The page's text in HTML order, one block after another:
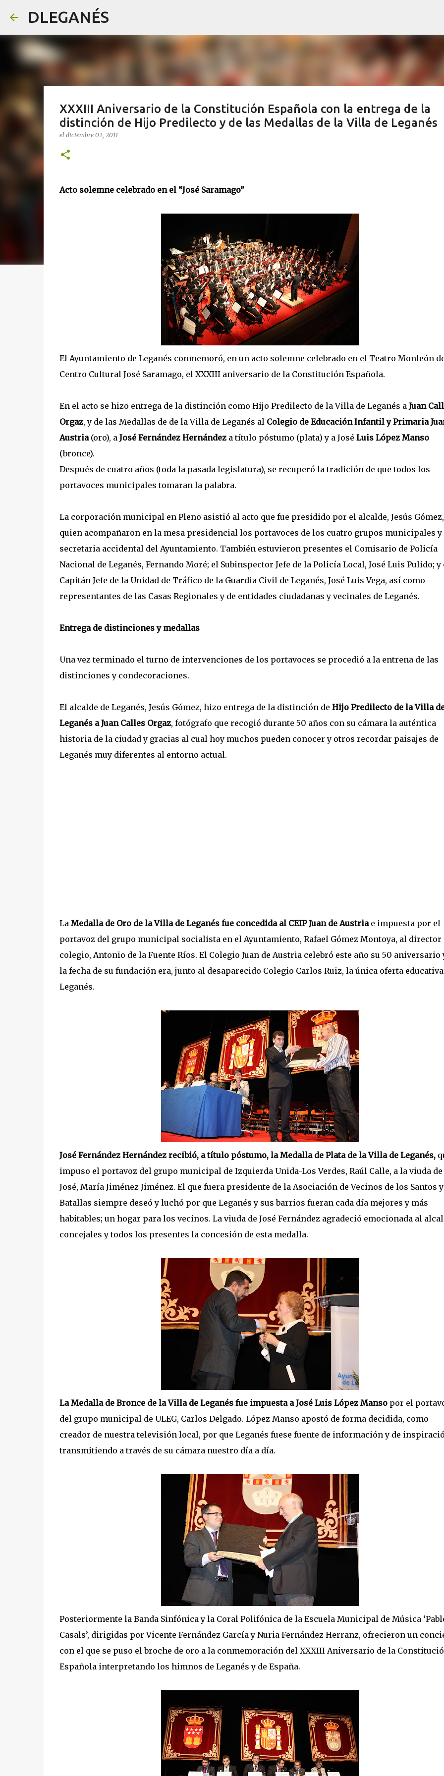
DLEGANÉS
XXXIII Aniversario de la Constitución Española con la entrega de la
distinción de Hijo Predilecto y de las Medallas de la Villa de Leganés
el diciembre 02, 2011
Acto solemne celebrado en el “José Saramago”
El Ayuntamiento de Leganés conmemoró, en un acto solemne celebrado en el Teatro Monleón
Centro Cultural José Saramago, el XXXIII aniversario de la Constitución Española.
En el acto se hizo entrega de la distinción como Hijo Predilecto de la Villa de Leganés a Juan
Orgaz, y de las Medallas de de la Villa de Leganés al Colegio de Educación Infantil y Primaria
Austria(oro), a José Fernández Hernándeza título póstumo (plata) y a José Luis López Manso
(bronce).
Después de cuatro años (toda la pasada legislatura), se recuperó la tradición de que todos los
portavoces municipales tomaran la palabra.
La corporación municipal en Pleno asistió al acto que fue presidido por el alcalde, Jesús
quien acompañaron en la mesa presidencial los portavoces de los cuatro grupos municipales y
secretaria accidental del Ayuntamiento. También estuvieron presentes el Comisario de Policía
Nacional de Leganés, Fernando Moré; el Subinspector Jefe de la Policía Local, José Luis Pulido; y
Capitán Jefe de la Unidad de Tráfico de la Guardia Civil de Leganés, José Luis Vega, así como
representantes de las Casas Regionales y de entidades ciudadanas y vecinales de Leganés.
Entrega de distinciones y medallas
Una vez terminado el turno de intervenciones de los portavoces se procedió a la entrena de las
distinciones y condecoraciones.
El alcalde de Leganés, Jesús Gómez, hizo entrega de la distinción de Hijo Predilecto de la Villa
Leganés a Juan Calles Orgaz, fotógrafo que recogió durante 50 años con su cámara la auténtica
historia de la ciudad y gracias al cual hoy muchos pueden conocer y otros recordar paisajes de
Leganés muy diferentes al entorno actual.
La Medalla de Oro de la Villa de Leganés fue concedida al CEIP Juan de Austriae impuesta por el
portavoz del grupo municipal socialista en el Ayuntamiento, Rafael Gómez Montoya, al director
colegio, Antonio de la Fuente Ríos. El Colegio Juan de Austria celebró este año su 50 aniversario
la fecha de su fundación era, junto al desaparecido Colegio Carlos Ruiz, la única oferta educativa
Leganés.
José Fernández Hernández recibió, a título póstumo, la Medalla de Plata de la Villa de Leganés,
impuso el portavoz del grupo municipal de Izquierda Unida-Los Verdes, Raúl Calle, a la viuda de
José, María Jiménez Jiménez. El que fuera presidente de la Asociación de Vecinos de los Santos
Batallas siempre deseó y luchó por que Leganés y sus barrios fueran cada día mejores y más
habitables; un hogar para los vecinos. La viuda de José Fernández agradeció emocionada al
concejales y todos los presentes la concesión de esta medalla.
La Medalla de Bronce de la Villa de Leganés fue impuesta a José Luis López Mansopor el
del grupo municipal de ULEG, Carlos Delgado. López Manso apostó de forma decidida, como
creador de nuestra televisión local, por que Leganés fuese fuente de información y de
transmitiendo a través de su cámara nuestro día a día.
Posteriormente la Banda Sinfónica y la Coral Polifónica de la Escuela Municipal de Música
Casals’, dirigidas por Vicente Fernández García y Nuria Fernández Herranz, ofrecieron un
con el que se puso el broche de oro a la conmemoración del XXXIII Aniversario de la
Española interpretando los himnos de Leganés y de España.